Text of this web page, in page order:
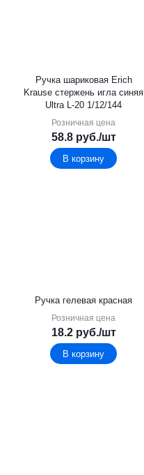
Ручка шариковая Erich
Krause стержень игла синяя
Ultra L-20 1/12/144
Розничная цена
58.8руб./шт
В корзину
Ручка гелевая красная
Розничная цена
18.2руб./шт
В корзину